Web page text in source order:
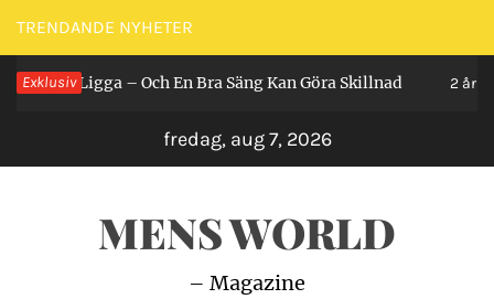
Hoppa
till
innehåll
TRENDANDE NYHETER
Exklusiv
Ligga – Och En Bra Säng Kan Göra Skillnad 2 år sedan
fredag, aug 7, 2026
MENS WORLD
– Magazine